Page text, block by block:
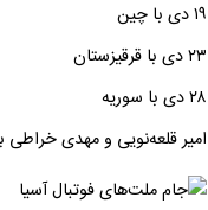
۱۹ دی با چین
۲۳ دی با قرقیزستان
۲۸ دی با سوریه
امیر قلعه‌نویی و مهدی خراطی